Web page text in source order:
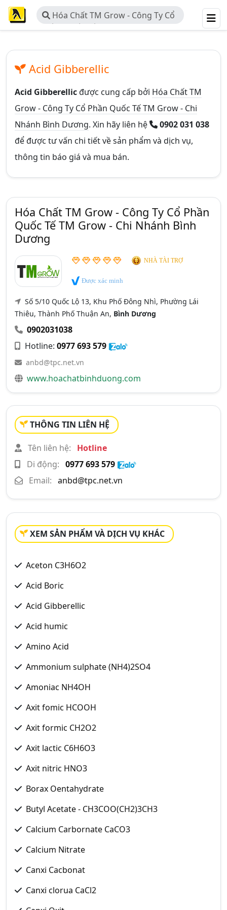
Hóa Chất TM Grow - Công Ty Cổ
Phần Quốc Tế TM Grow - Chi Nhánh
Acid Gibberellic
Acid Gibberellicđược cung cấp bởi Hóa Chất TM
Grow - Công Ty Cổ Phần Quốc Tế TM Grow - Chi
Nhánh Bình Dương. Xin hãy liên hệ
0902 031 038
để được tư vấn chi tiết về sản phẩm và dịch vụ,
thông tin báo giá và mua bán.
Hóa Chất TM Grow - Công Ty Cổ Phần
Quốc Tế TM Grow - Chi Nhánh Bình
Dương
NHÀ TÀI TRỢ
Được xác minh
Số 5/10 Quốc Lộ 13, Khu Phố Đông Nhì, Phường Lái
Thiêu, Thành Phố Thuận An, Bình Dương
0902031038
Hotline: 0977 693 579
anbd@tpc.net.vn
www.hoachatbinhduong.com
THÔNG TIN LIÊN HỆ
Tên liên hệ:
Hotline
Di động: 0977 693 579
Email: anbd@tpc.net.vn
XEM SẢN PHẨM VÀ DỊCH VỤ KHÁC
Aceton C3H6O2
Acid Boric
Acid Gibberellic
Acid humic
Amino Acid
Ammonium sulphate (NH4)2SO4
Amoniac NH4OH
Axit fomic HCOOH
Axit formic CH2O2
Axit lactic C6H6O3
Axit nitric HNO3
Borax Oentahydrate
Butyl Acetate - CH3COO(CH2)3CH3
Calcium Carbornate CaCO3
Calcium Nitrate
Canxi Cacbonat
Canxi clorua CaCl2